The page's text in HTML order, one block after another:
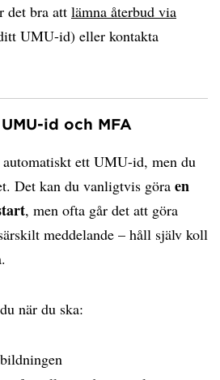
det bra att lämna återbud via
UMU-id) eller kontakta
id och MFA
ett UMU-id, men du
Det kan du vanligtvis göra en
, men ofta går det att göra
meddelande – håll själv koll
när du ska: